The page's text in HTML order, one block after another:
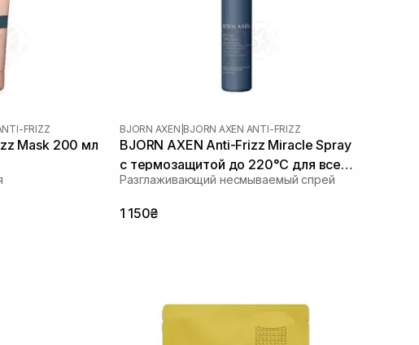
FRIZZ
Mask 200 мл
BJORN AXEN BJORN AXEN ANTI-FRIZZ
BJORN AXEN Anti-Frizz Miracle Spray
с термозащитой до 220°C для всех
типов волос 150 мл
Разглаживающий несмываемый спрей
1 150₴